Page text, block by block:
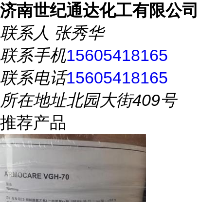
济南世纪通达化工有限公司
联系人 张秀华
联系手机15605418165
联系电话15605418165
所在地址北园大街409号
推荐产品